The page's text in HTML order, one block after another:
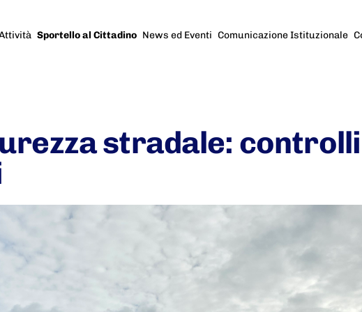
Sportello al Cittadino News ed Eventi Comunicazione Istituzionale
stradale: